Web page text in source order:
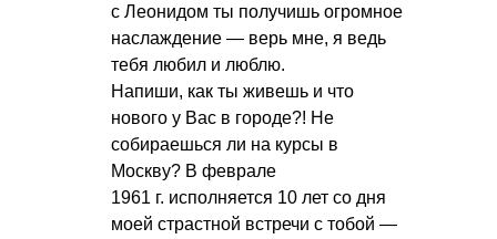
с Леонидом ты получишь огромное
наслаждение — верь мне, я ведь
тебя любил и люблю.
Напиши, как ты живешь и что
нового у Вас в городе?! Не
собираешься ли на курсы в
Москву? В феврале
1961 г. исполняется 10 лет со дня
моей страстной встречи с тобой —